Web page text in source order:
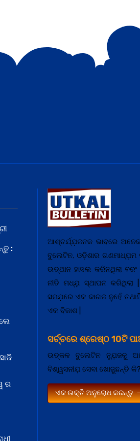
:
ର
ଆଶ୍ଚର୍ଯ୍ଯ଼ଜନକ ଭାବରେ
ବୁଲେଟିନ, ଓଡ଼ିଶାର
ଉତ୍ଥାନ ହାସଲ କରିନଥିଲା
ନୀତି ମଧ୍ଯ଼ ସ୍ଥାପନ
ସମଯ଼ରେ ଏକ କାଗଜ ନୁହେଁ
ଏକ ବିକାଶ |
ସର୍ଚ୍ଚରେ ଶ୍ରେଷ୍ଠ 10ଟି
ଉତ୍କଳ ବୁଲେଟିନ ନ୍ଯ଼ୁଜକୁ
ବିଶ୍ୱସନୀଯ଼ ସେବା ଖୋଜୁଛନ୍ତି କି?
ଏକ ଉକ୍ତି ଅନୁରୋଧ କରନ୍ତୁ